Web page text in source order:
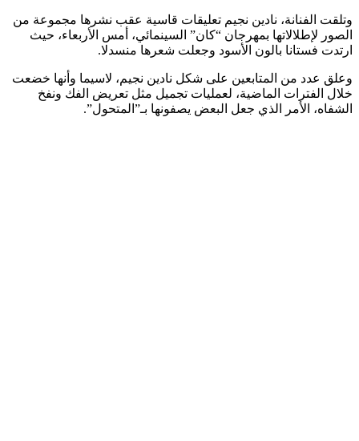
وتلقت الفنانة، نادين نجيم تعليقات قاسية عقب نشرها مجموعة من
الصور لإطلالاتها بمهرجان “كان” السينمائي، أمس الأربعاء، حيث
ارتدت فستانا بالون الأسود وجعلت شعرها منسدلا.
وعلق عدد من المتابعين على شكل نادين نجيم، لاسيما وأنها خضعت
خلال الفترات الماضية، لعمليات تجميل مثل تعريض الفك ونفخ
الشفاه، الأمر الذي جعل البعض يصفونها بـ”المتحول”.